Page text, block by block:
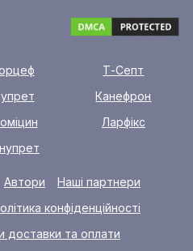
Т-Септ
Канефрон
Ларфікс
Автори
Наші партнери
конфіденційності
доставки та оплати